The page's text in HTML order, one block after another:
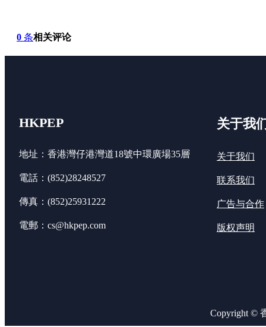
0 条相关评论
HKPEP
地址：香港灣仔港灣道18號中環廣場35層
電話：(852)28248527
傳真：(852)25931222
電郵：cs@hkpep.com
关于我
关于我们
联系我们
广告与合作
版权声明
Copyright ©